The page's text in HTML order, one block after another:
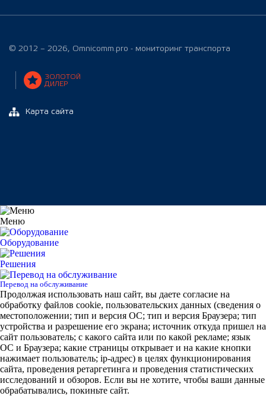
© 2012 – 2026, Omnicomm.pro - мониторинг транспорта
ЗОЛОТОЙ
ДИЛЕР
Карта сайта
Меню
Оборудование
Решения
Перевод на обслуживание
Продолжая использовать наш сайт, вы даете согласие на
обработку файлов cookie, пользовательских данных (сведения о
местоположении; тип и версия ОС; тип и версия Браузера; тип
устройства и разрешение его экрана; источник откуда пришел на
сайт пользователь; с какого сайта или по какой рекламе; язык
ОС и Браузера; какие страницы открывает и на какие кнопки
нажимает пользователь; ip-адрес) в целях функционирования
сайта, проведения ретаргетинга и проведения статистических
исследований и обзоров. Если вы не хотите, чтобы ваши данные
обрабатывались, покиньте сайт.